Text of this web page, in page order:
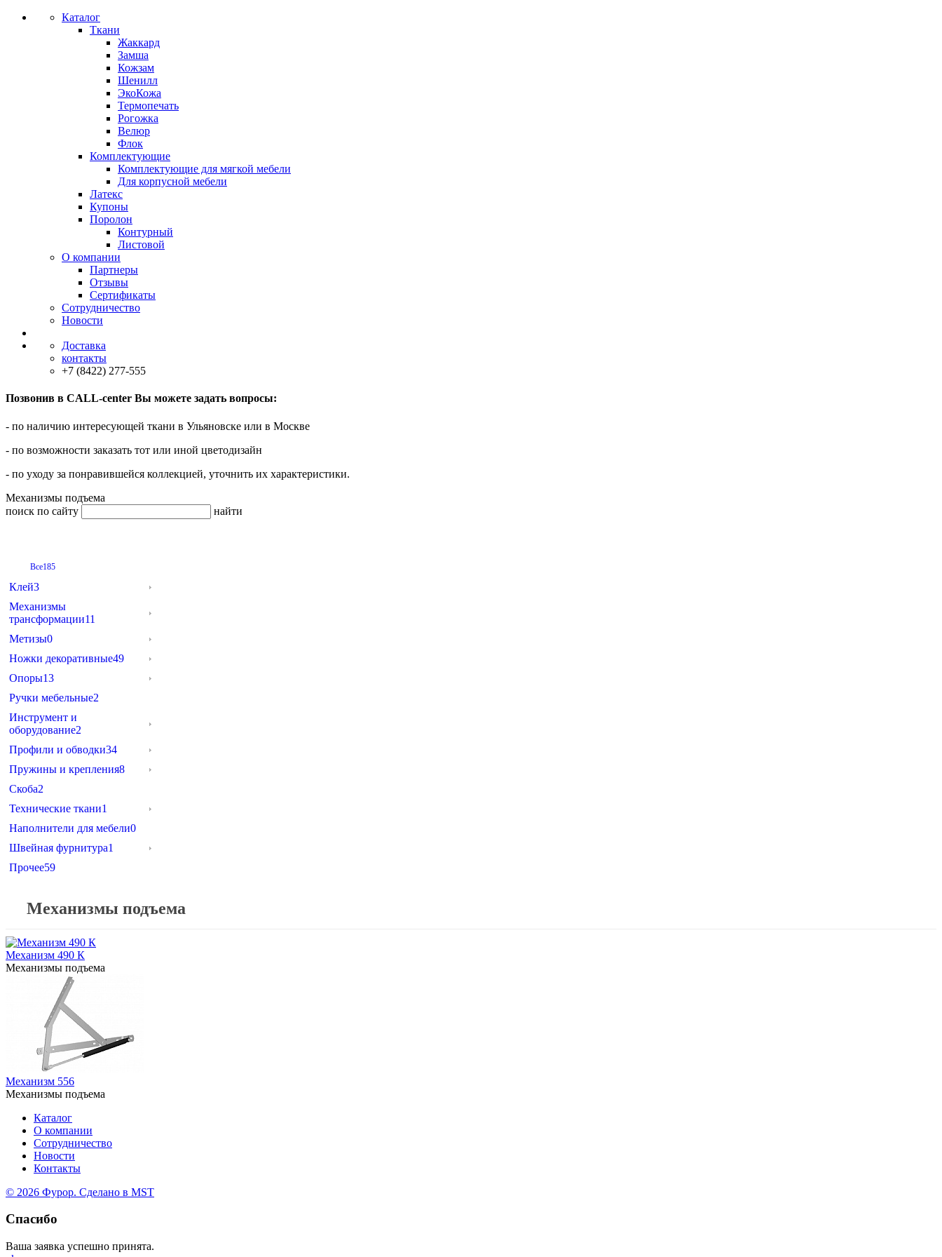
Каталог
Ткани
Жаккард
Замша
Кожзам
Шенилл
ЭкоКожа
Термопечать
Рогожка
Велюр
Флок
Комплектующие
Комплектующие для мягкой мебели
Для корпусной мебели
Латекс
Купоны
Поролон
Контурный
Листовой
О компании
Партнеры
Отзывы
Сертификаты
Сотрудничество
Новости
Доставка
контакты
+7 (8422) 277-555
Позвонив в CALL-center Вы можете задать вопросы:
- по наличию интересующей ткани в Ульяновске или в Москве
- по возможности заказать тот или иной цветодизайн
- по уходу за понравившейся коллекцией, уточнить их характеристики.
Механизмы подъема
поиск по сайту
найти
Все185
Клей3
Механизмы
трансформации11
Метизы0
Ножки декоративные49
Опоры13
Ручки мебельные2
Инструмент и
оборудование2
Профили и обводки34
Пружины и крепления8
Скоба2
Технические ткани1
Наполнители для мебели0
Швейная фурнитура1
Прочее59
Механизмы подъема
Механизм 490 К
Механизмы подъема
Механизм 556
Механизмы подъема
Каталог
О компании
Сотрудничество
Новости
Контакты
© 2026 Фурор. Сделано в MST
Спасибо
Ваша заявка успешно принята.